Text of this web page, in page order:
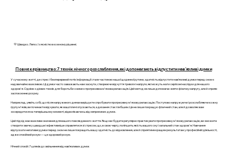
💛 Швидко. Легко. І з ясністю в кожному рішенні.
Повне керівництво: 7 технік нічного розслаблення, які допомагають відпустити нав’язливі думки
У сучасному житті, де стрес і безперервний потік інформації стали частиною нашої щоденної рутини, здатність відпустити нав’язливі думки перед сном є
надзвичайно важливою. Ці думки часто заважають нам заснути, створюючи відчуття тривоги і напруги, які можуть мати серйозні наслідки для нашого
здоров'я. Однією з дієвих технік для боротьби з ними є прогресивна м'язова релаксація. Цей метод не лише допомагає зняти фізичну напругу, але й сприяє
заспокоєнню розуму.
Наприклад, уявіть собі, що після напруженого дня ви вирішуєте спробувати прогресивну м'язову релаксацію. Поступово напружуючи і розслабляючи кожну
групу м'язів, ви починаєте відчувати, як ваші плечі опускаються, а дихання стає глибшим. Це не лише покращує фізичний стан, але й дозволяє вам
зосередитися на теперішньому моменті, відволікаючись від неприємних думок.
Цей підхід має важливе значення для вашого повсякденного життя. Якщо ви будете регулярно практикувати прогресивну м'язову релаксацію, ви зможете
створити звичку швидше і ефективніше справлятися зі стресом, що, в свою чергу, поліпшить якість вашого сну і загальний стан здоров'я. Навчання
відпускати негативні думки перед сном не лише покращить вашу здатність до відновлення, але й сприятиме кращим результатам у професійній діяльності,
адже спокійний розум — це здоровий розум.
Нічний спокій: 7 шляхів до звільнення від нав’язливих думок